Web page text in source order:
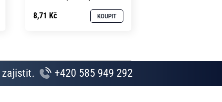
8,71 Kč KOUPIT
zajistit. +420 585 949 292